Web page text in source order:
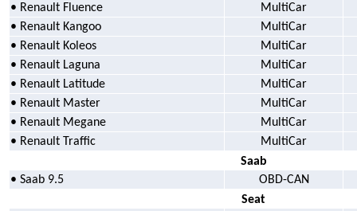
• Renault Fluence
MultiCar
• Renault Kangoo
MultiCar
• Renault Koleos
MultiCar
• Renault Laguna
MultiCar
• Renault Latitude
MultiCar
• Renault Master
MultiCar
• Renault Megane
MultiCar
• Renault Traffic
MultiCar
Saab
• Saab 9.5
OBD-CAN
Seat